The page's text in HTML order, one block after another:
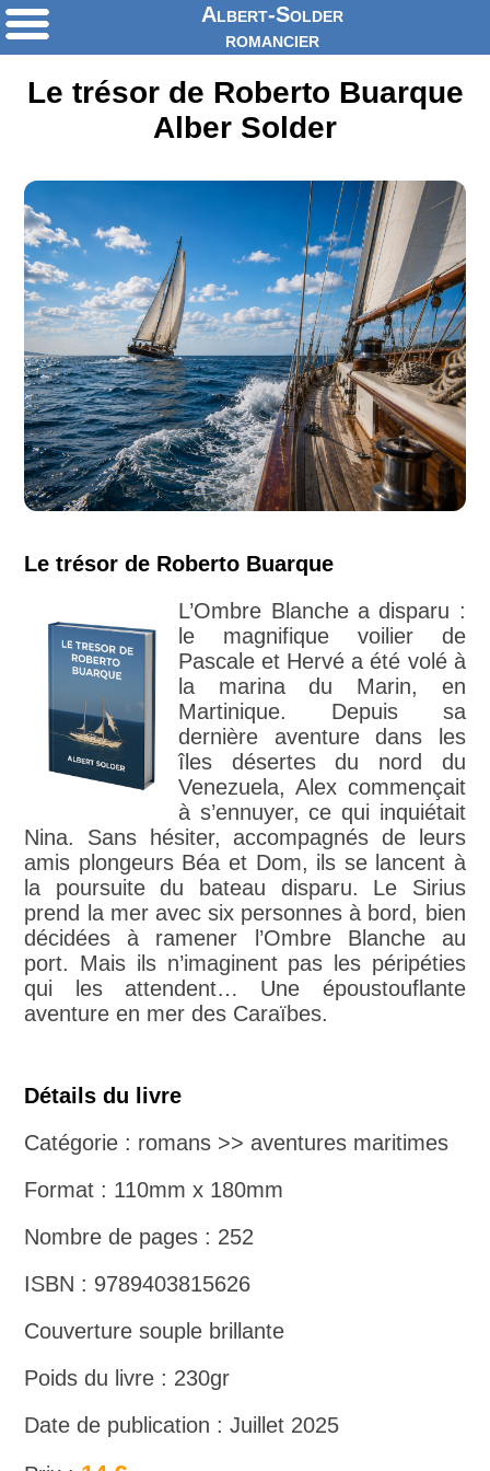
Albert-Solder
romancier
Le trésor de Roberto Buarque
Alber Solder
Le trésor de Roberto Buarque
L’Ombre Blanche a disparu :
le magnifique voilier de
Pascale et Hervé a été volé à
la marina du Marin, en
Martinique. Depuis sa
dernière aventure dans les
îles désertes du nord du
Venezuela, Alex commençait
à s’ennuyer, ce qui inquiétait
Nina. Sans hésiter, accompagnés de leurs
amis plongeurs Béa et Dom, ils se lancent à
la poursuite du bateau disparu. Le Sirius
prend la mer avec six personnes à bord, bien
décidées à ramener l’Ombre Blanche au
port. Mais ils n’imaginent pas les péripéties
qui les attendent… Une époustouflante
aventure en mer des Caraïbes.
Détails du livre
Catégorie : romans >> aventures maritimes
Format : 110mm x 180mm
Nombre de pages : 252
ISBN : 9789403815626
Couverture souple brillante
Poids du livre : 230gr
Date de publication : Juillet 2025